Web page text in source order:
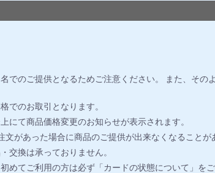
でのご提供となるためご注意ください。 また、その
でのお取引となります。
て商品価格変更のお知らせが表示されます。
があった場合に商品のご提供が出来なくなることが
交換は承っておりません。
めてご利用の方は必ず「カードの状態について」を